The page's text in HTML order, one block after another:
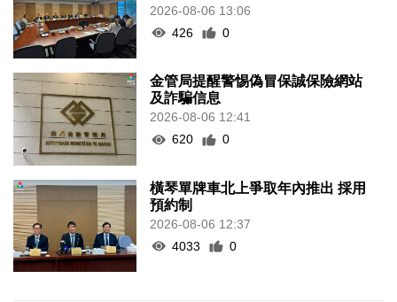
2026-08-06 13:06
426
0
金管局提醒警惕偽冒保誠保險網站
及詐騙信息
2026-08-06 12:41
620
0
橫琴單牌車北上爭取年內推出 採用
預約制
2026-08-06 12:37
4033
0